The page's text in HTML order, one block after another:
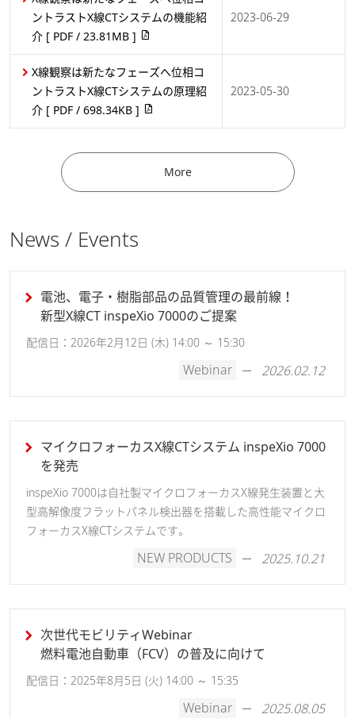
ントラストX線CTシステムの機能紹
介 [ PDF / 23.81MB ]
2023-06-29
X線観察は新たなフェーズへ位相コ
ントラストX線CTシステムの原理紹
介 [ PDF / 698.34KB ]
2023-05-30
More
News / Events
電池、電子・樹脂部品の品質管理の最前線！
新型X線CT inspeXio 7000のご提案
配信日：2026年2月12日 (木) 14:00 ～ 15:30
Webinar 2026.02.12
マイクロフォーカスX線CTシステム inspeXio 7000
を発売
inspeXio 7000は自社製マイクロフォーカスX線発生装置と大
型高解像度フラットパネル検出器を搭載した高性能マイクロ
フォーカスX線CTシステムです。
NEW PRODUCTS 2025.10.21
次世代モビリティWebinar
燃料電池自動車（FCV）の普及に向けて
配信日：2025年8月5日 (火) 14:00 ～ 15:35
Webinar 2025.08.05